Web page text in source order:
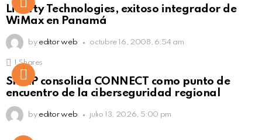
Liberty Technologies, exitoso integrador de
WiMax en Panamá
by editor web octubre 16, 2008, 6:54 am
Click to view this post
Shares
SISAP consolida CONNECT como punto de
encuentro de la ciberseguridad regional
by editor web julio 13, 2026, 5:00 pm